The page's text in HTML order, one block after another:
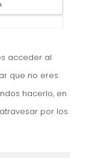
acceder al
que no eres
hacerlo, en
por los